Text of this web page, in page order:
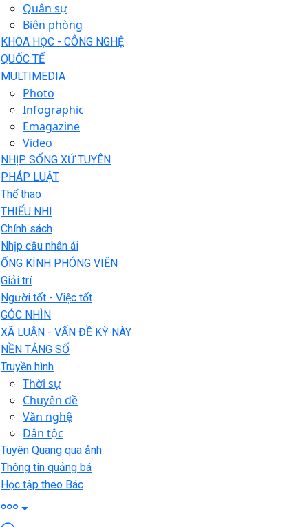
Quân sự
Biên phòng
KHOA HỌC - CÔNG NGHỆ
QUỐC TẾ
MULTIMEDIA
Photo
Infographic
Emagazine
Video
NHỊP SỐNG XỨ TUYÊN
PHÁP LUẬT
Thể thao
THIẾU NHI
Chính sách
Nhịp cầu nhân ái
ỐNG KÍNH PHÓNG VIÊN
Giải trí
Người tốt - Việc tốt
GÓC NHÌN
XÃ LUẬN - VẤN ĐỀ KỲ NÀY
NỀN TẢNG SỐ
Truyền hình
Thời sự
Chuyên đề
Văn nghệ
Dân tộc
Tuyên Quang qua ảnh
Thông tin quảng bá
Học tập theo Bác